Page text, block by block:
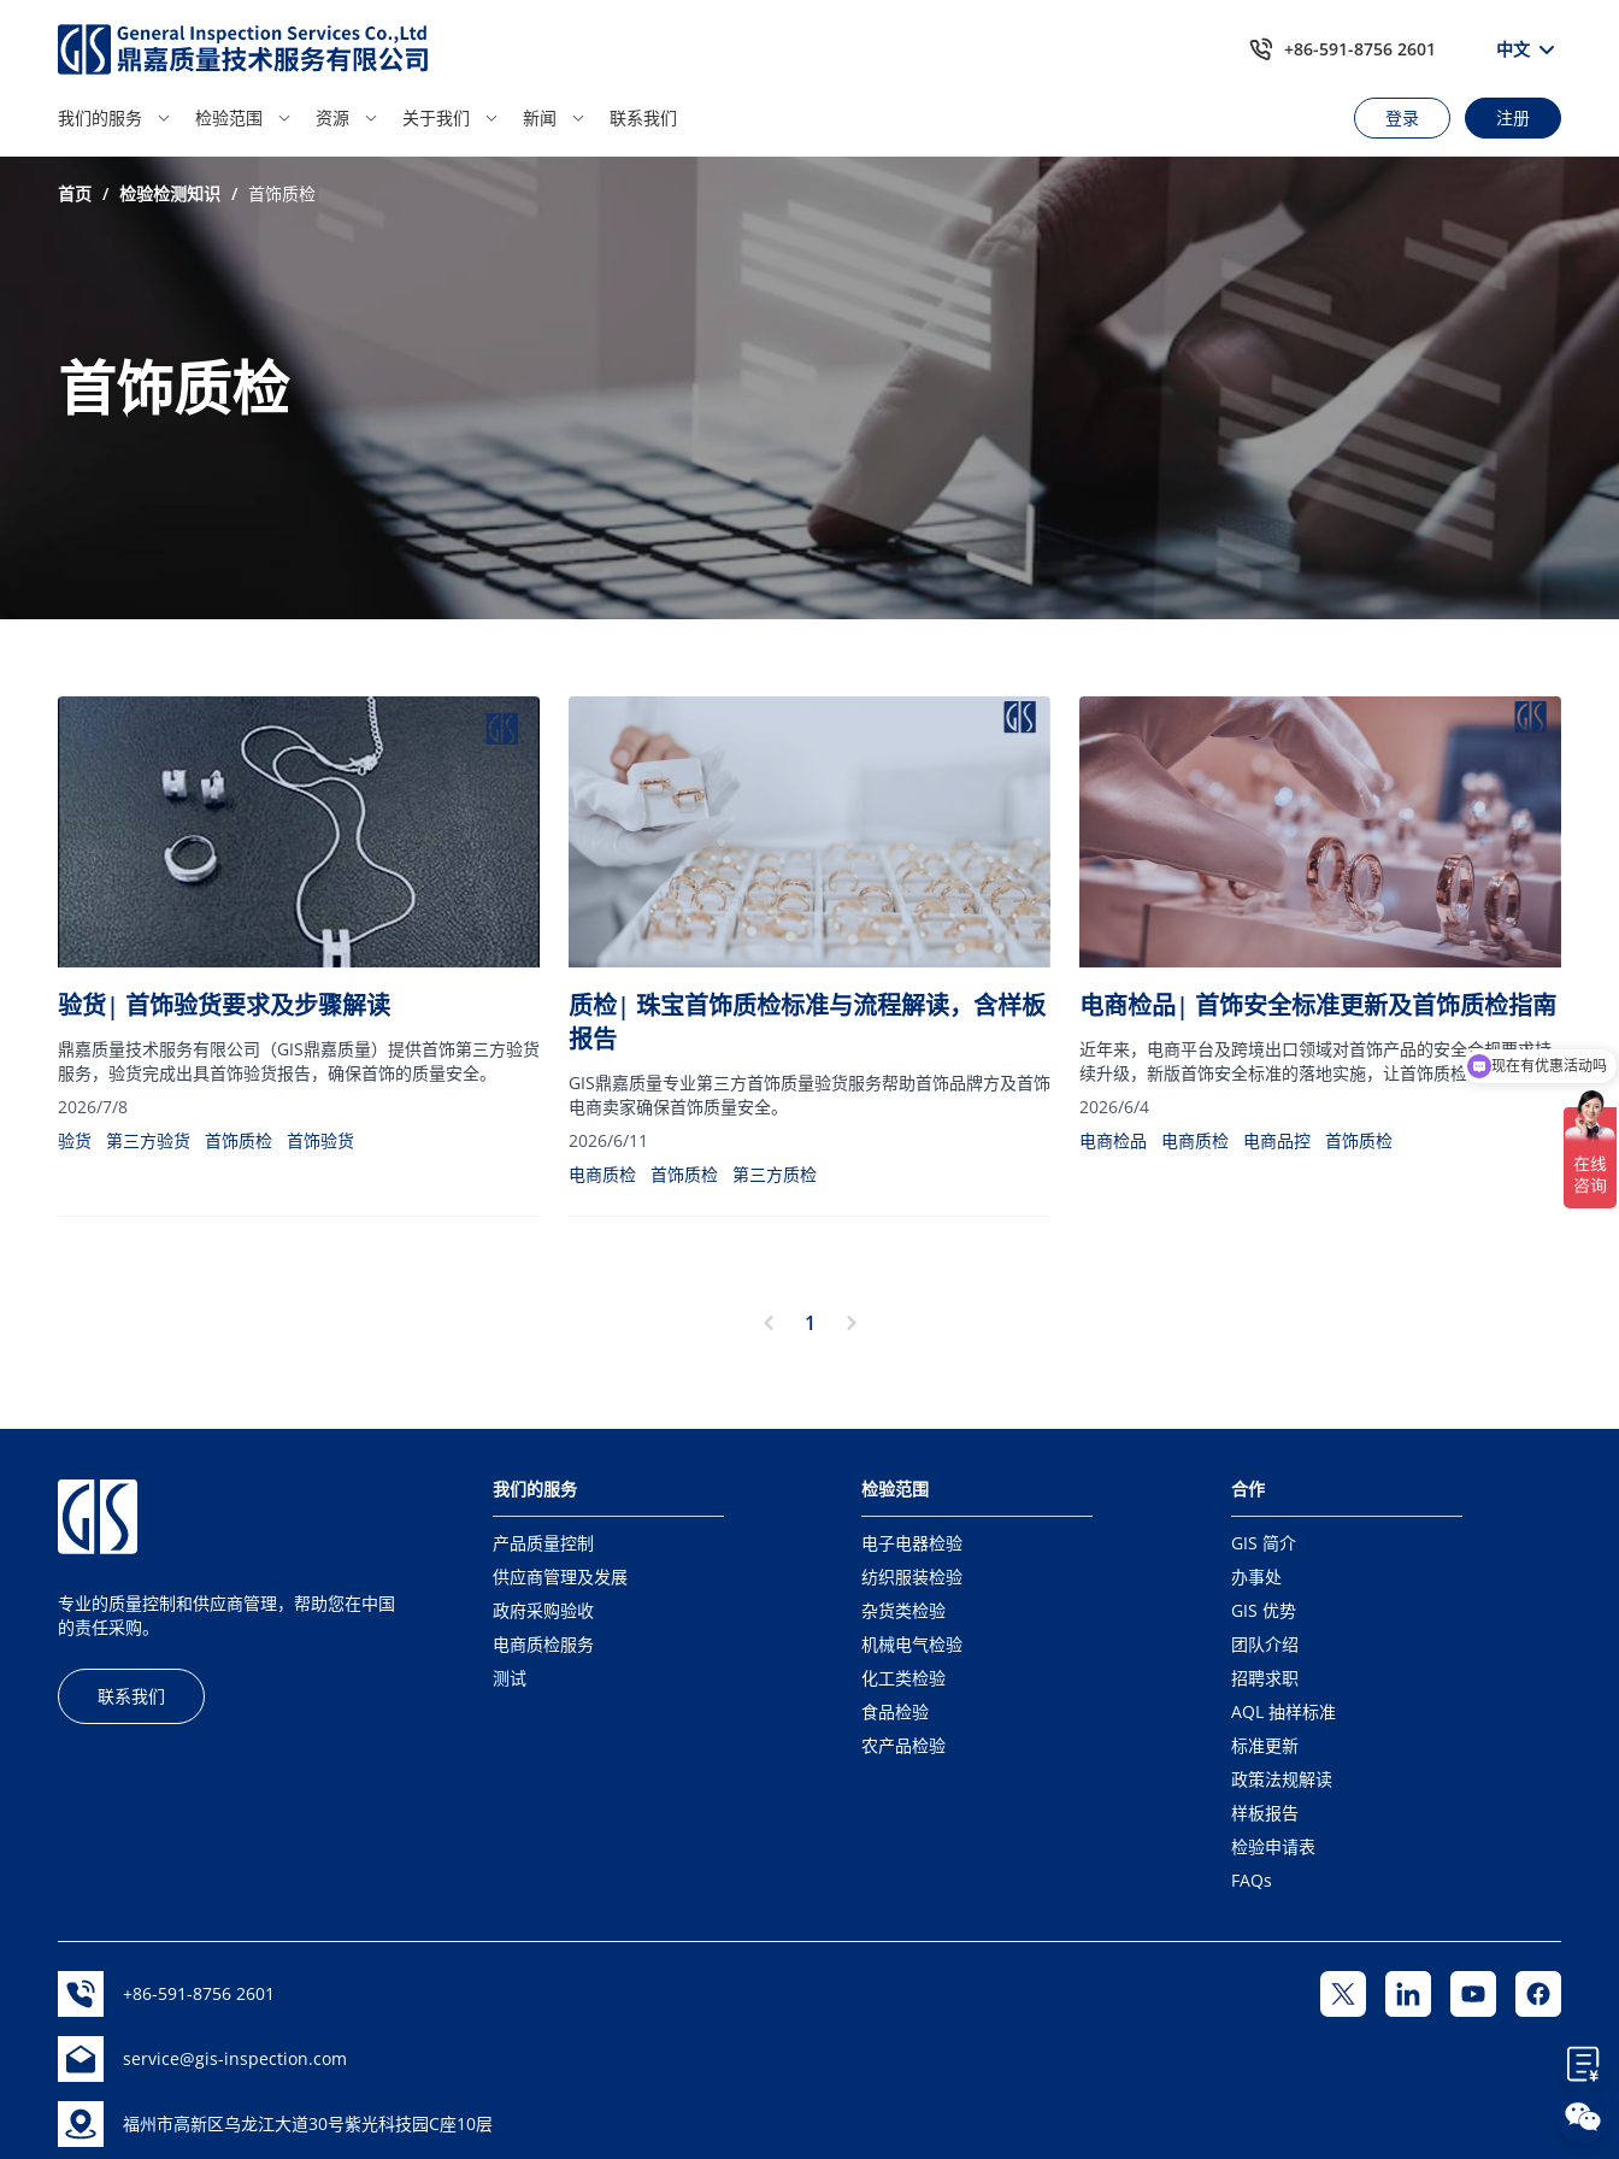
+86-591-8756 2601 中文
我们的服务 检验范围 资源 关于我们 新闻 联系我们 登录 注册
首页 / 检验检测知识 / 首饰质检
首饰质检
验货| 首饰验货要求及步骤解读
鼎嘉质量技术服务有限公司（GIS鼎嘉质量）提供首饰第三方验货
服务，验货完成出具首饰验货报告，确保首饰的质量安全。
2026/7/8
验货
第三方验货 首饰质检 首饰验货
质检| 珠宝首饰质检标准与流程解读，含样板
报告
GIS鼎嘉质量专业第三方首饰质量验货服务帮助首饰品牌方及首饰
电商卖家确保首饰质量安全。
2026/6/11
电商质检
首饰质检 第三方质检
电商检品| 首饰安全标准更新及首饰质检指南
近年来，电商平台及跨境出口领域对首饰产品的安全合规要求持
续升级，新版首饰安全标准的落地实施，让首饰质检、电商检品
成为饰品工厂、外贸商家、电商卖家出货运营的核心关键。
2026/6/4
电商检品
电商质检 电商品控 首饰质检
1
专业的质量控制和供应商管理，帮助您在中国
的责任采购。
联系我们
我们的服务
产品质量控制
供应商管理及发展
政府采购验收
电商质检服务
测试
检验范围
电子电器检验
纺织服装检验
杂货类检验
机械电气检验
化工类检验
食品检验
农产品检验
合作
GIS 简介
办事处
GIS 优势
团队介绍
招聘求职
AQL 抽样标准
标准更新
政策法规解读
样板报告
检验申请表
FAQs
+86-591-8756 2601
service@gis-inspection.com
福州市高新区乌龙江大道30号紫光科技园C座10层
现在有优惠活动吗